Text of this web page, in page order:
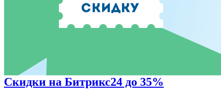
Скидки на Битрикс24 до 35%